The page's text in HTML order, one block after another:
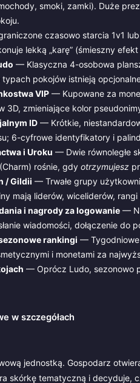
smoki, zamki). Duże
czasowo starcia 1v1
lekką „karę” (śmieszny
— Klasyczna 4-osobowa
typach pokojów istnieją
VIP— Kupowane za
3D, zmieniające kolor
ID— Krótkie,
6-cyfrowe identyfikatory i
i Uroku — Dwie równoległe
rośnie, gdy otrzymujesz
/ Gildii — Trwałe grupy
mają liderów, wiceliderów,
i nagrody za logowanie—
wiadomości, dołączenie
rankingi — Tygodniowe
i monetami za
— Oprócz Ludo, sezonowo
w szczegółach
jednostką. Gospodarz
skórkę tematyczną i decyduje,